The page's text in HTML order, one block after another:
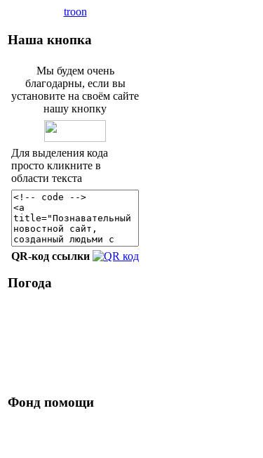
troon
Наша кнопка
Мы будем очень
благодарны, если вы
установите на своём сайте
нашу кнопку
Для выделения кода
просто кликните в
области текста
QR-код ссылки
Погода
Фонд помощи